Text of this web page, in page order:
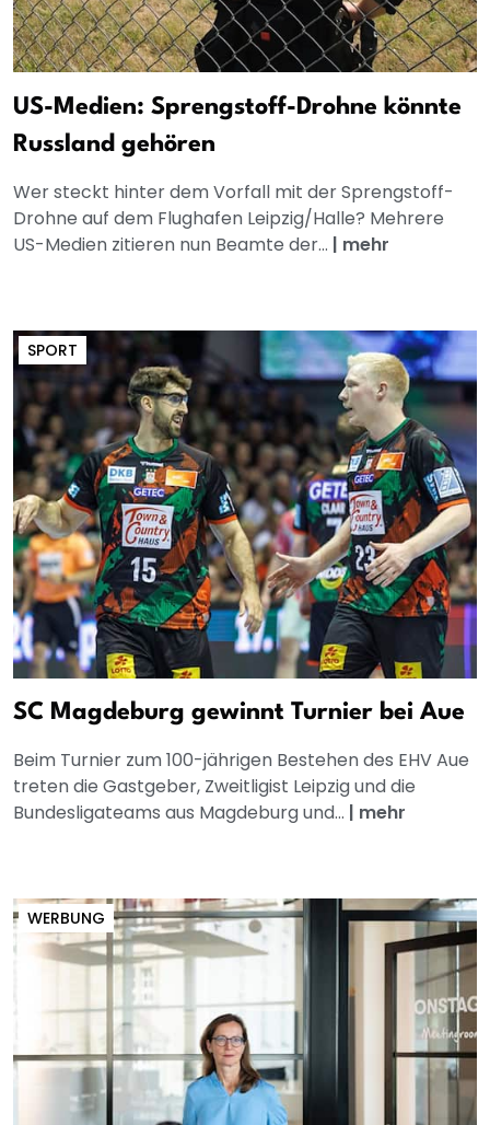
US-Medien: Sprengstoff-Drohne könnte
Russland gehören
Wer steckt hinter dem Vorfall mit der Sprengstoff-
Drohne auf dem Flughafen Leipzig/Halle? Mehrere
US-Medien zitieren nun Beamte der... | mehr
SPORT
SC Magdeburg gewinnt Turnier bei Aue
Beim Turnier zum 100-jährigen Bestehen des EHV Aue
treten die Gastgeber, Zweitligist Leipzig und die
Bundesligateams aus Magdeburg und... | mehr
WERBUNG